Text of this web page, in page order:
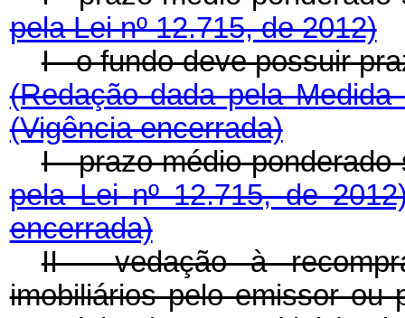
pela Lei nº 12.715, de 2012)
I - o fundo deve possuir
(Redação dada pela
(Vigência encerrada)
I - prazo médio
pela Lei nº 12.715, de
encerrada)
II - vedação à
imobiliários pelo emissor ou